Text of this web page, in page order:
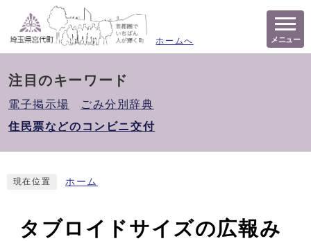
ホームへ メニュー
注目のキーワード
電子掲示場
ごみ分別辞典
住民票などのコンビニ交付
現在位置 ホーム
タブロイドサイズの広報み